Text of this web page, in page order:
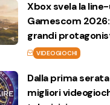
Xbox svela la
Gamescom
grandi
VIDEOGIOCHI
Dalla prima
migliori